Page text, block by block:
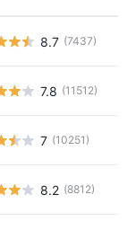
8.7 (7437)
7.8 (11512)
7 (10251)
8.2 (8812)